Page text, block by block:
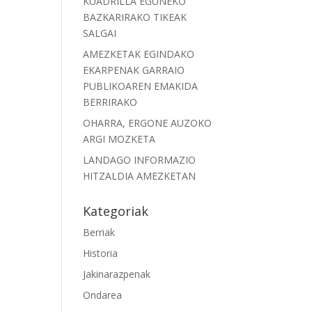
BAZKARIRAKO TIKEAK
SALGAI
AMEZKETAK EGINDAKO
EKARPENAK GARRAIO
PUBLIKOAREN EMAKIDA
BERRIRAKO
OHARRA, ERGONE AUZOKO
ARGI MOZKETA
LANDAGO INFORMAZIO
HITZALDIA AMEZKETAN
Kategoriak
Berriak
Historia
Jakinarazpenak
Ondarea